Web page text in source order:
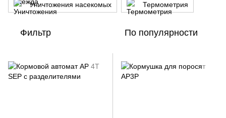
Уничтожения насекомых Термометрия
Фильтр По популярности